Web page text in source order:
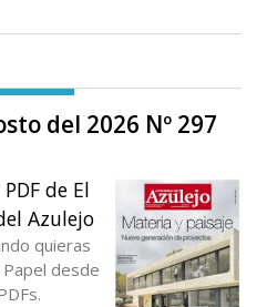
del 2026 Nº 297
de El
Azulejo
quieras
desde